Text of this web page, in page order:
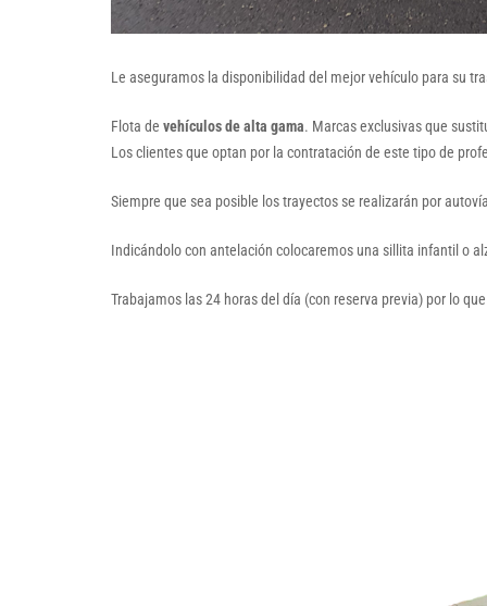
Le aseguramos la disponibilidad del mejor vehículo para su
Flota de vehículos de alta gama. Marcas exclusivas que
Los clientes que optan por la contratación de este tipo de
Siempre que sea posible los trayectos se realizarán por
Indicándolo con antelación colocaremos una sillita infantil o
Trabajamos las 24 horas del día (con reserva previa) por lo